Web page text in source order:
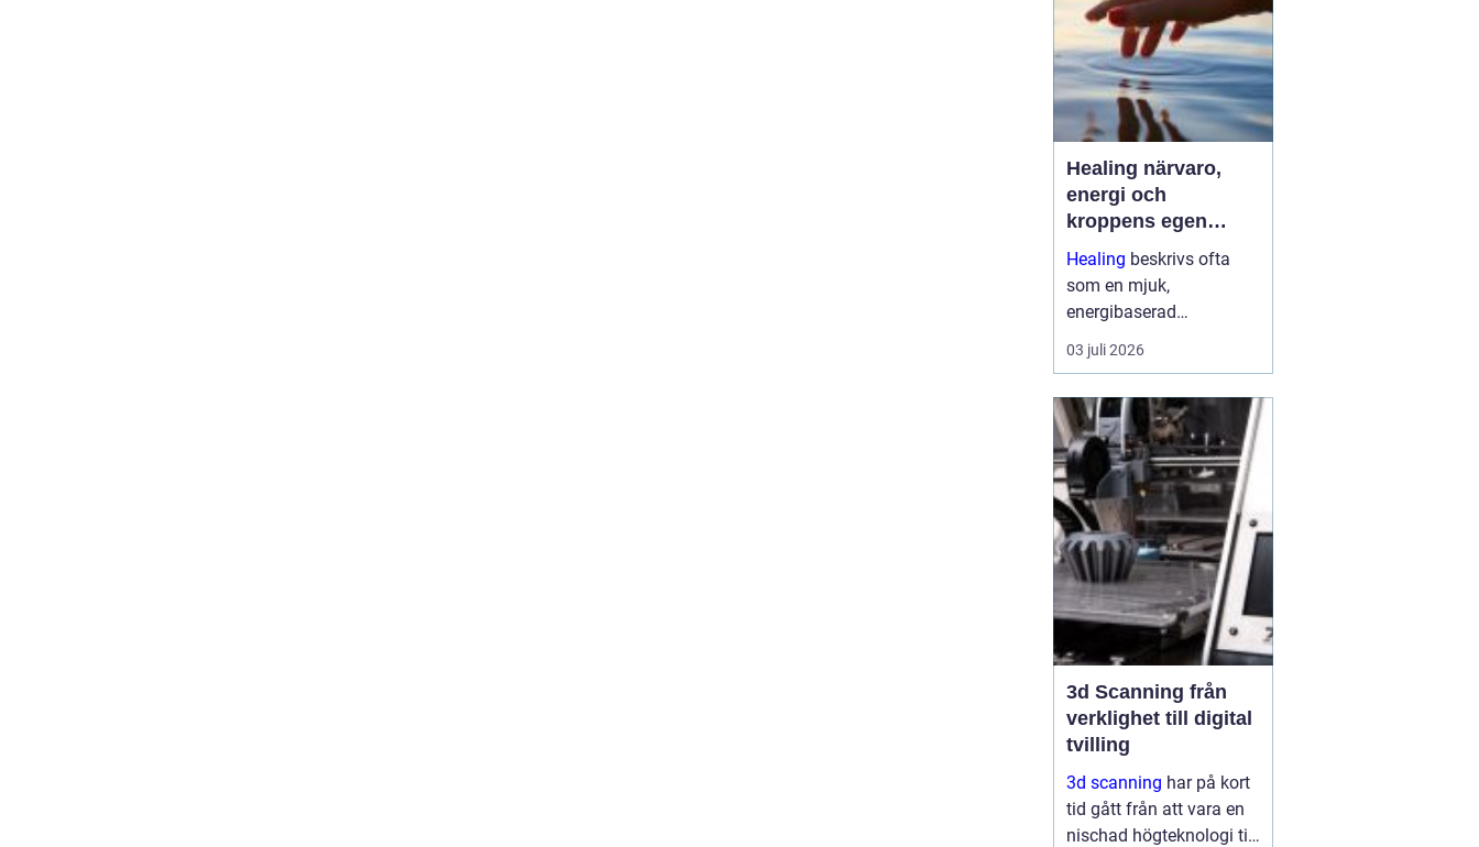
kombinerar sti...
Healing närvaro,
energi och
kroppens egen
förmåga att läka
Healing beskrivs ofta
som en mjuk,
energibaserad
behandlingsmetod som
stödjer kroppens egen
ligger på balans, lugn
och ökad närvaro
snarare än snabba
mirakel. Många som
provar upplever ...
03 juli 2026
3d Scanning från
verklighet till digital
tvilling
3d scanning har på kort
tid gått från att vara en
nischad högteknologi till